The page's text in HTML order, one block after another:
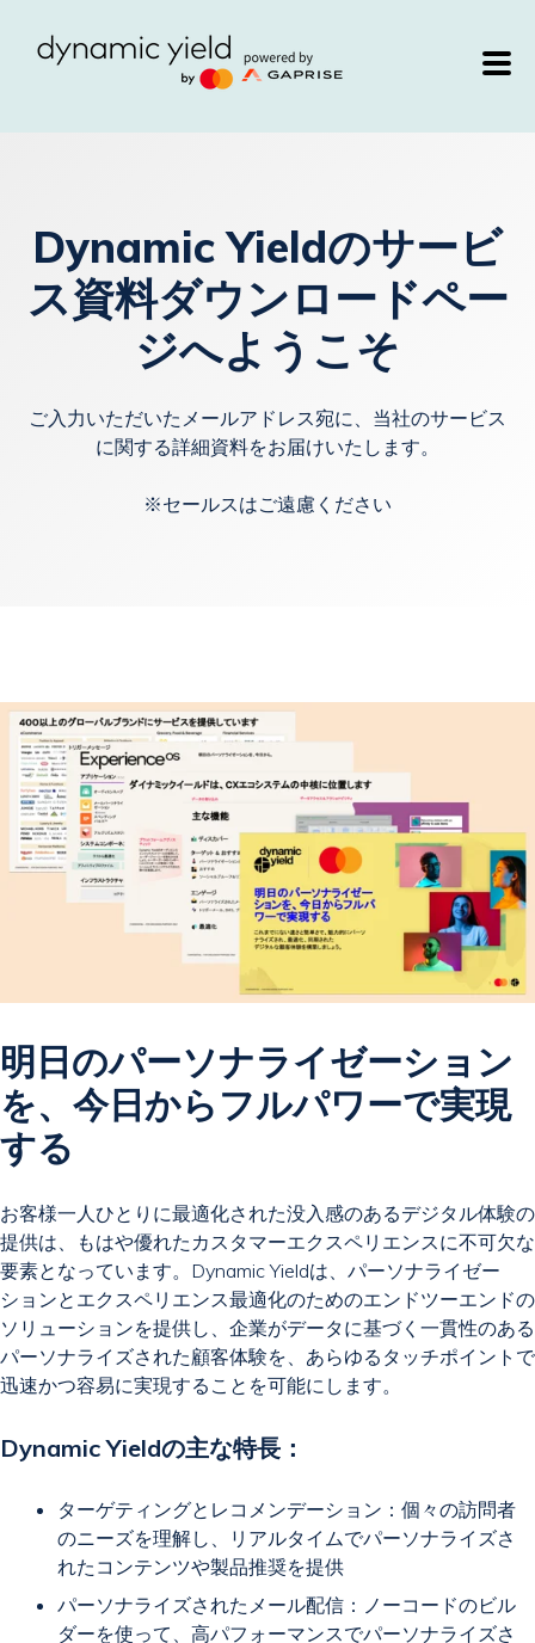
Dynamic Yieldのサービ
ス資料ダウンロードペー
ジへようこそ
ご入力いただいたメールアドレス宛に、当社のサービス
に関する詳細資料をお届けいたします。
※セールスはご遠慮ください
明日のパーソナライゼーション
を、今日からフルパワーで実現
する
お客様一人ひとりに最適化された没入感のあるデジタル体験の
提供は、もはや優れたカスタマーエクスペリエンスに不可欠な
要素となっています。Dynamic Yieldは、パーソナライゼー
ションとエクスペリエンス最適化のためのエンドツーエンドの
ソリューションを提供し、企業がデータに基づく一貫性のある
パーソナライズされた顧客体験を、あらゆるタッチポイントで
迅速かつ容易に実現することを可能にします。
Dynamic Yieldの主な特長：
ターゲティングとレコメンデーション：個々の訪問者
のニーズを理解し、リアルタイムでパーソナライズさ
れたコンテンツや製品推奨を提供
パーソナライズされたメール配信：ノーコードのビル
ダーを使って、高パフォーマンスでパーソナライズさ